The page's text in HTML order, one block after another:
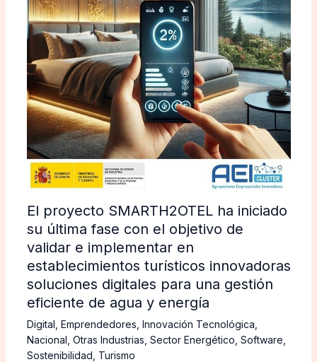
El proyecto SMARTH2OTEL ha iniciado
su última fase con el objetivo de
validar e implementar en
establecimientos turísticos innovadoras
soluciones digitales para una gestión
eficiente de agua y energía
Digital Emprendedores Innovación Tecnológica
Nacional Otras Industrias Sector Energético Software
Sostenibilidad Turismo